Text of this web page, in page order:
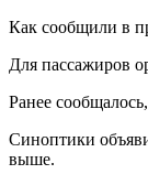
Как сообщили в
Для пассажиров
Ранее
Синоптики
выше.